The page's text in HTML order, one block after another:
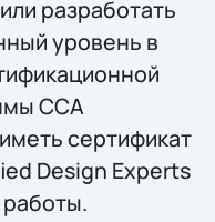
разработать
уровень в
CCA
сертификат
Design Experts
работы.